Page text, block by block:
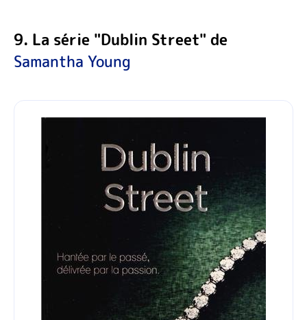
9. La série "Dublin Street" de
Samantha Young